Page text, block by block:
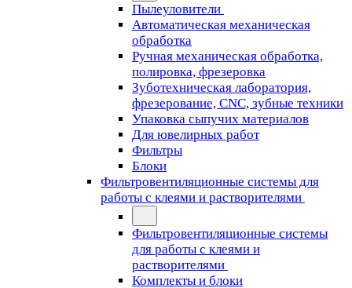
Пылеуловители
Автоматическая механическая
обработка
Ручная механическая обработка,
полировка, фрезеровка
Зуботехническая лаборатория,
фрезерование, CNC, зубные техники
Упаковка сыпучих материалов
Для ювелирных работ
Фильтры
Блоки
Фильтровентиляционные системы для
работы с клеями и растворителями
Фильтровентиляционные системы
для работы с клеями и
растворителями
Комплекты и блоки